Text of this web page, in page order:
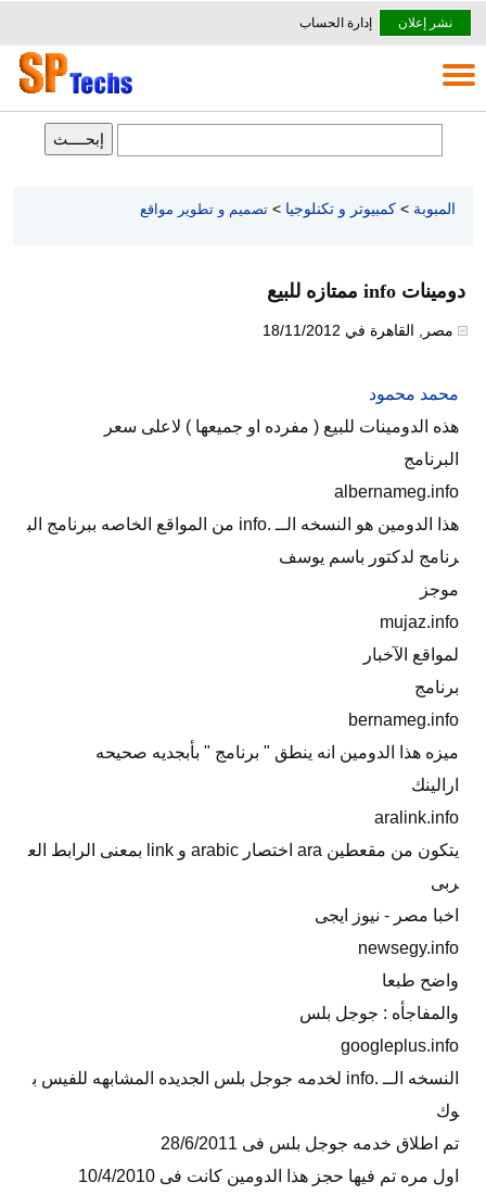
نشر إعلان إدارة الحساب
المبوبة > كمبيوتر و تكنلوجيا > تصميم و تطوير مواقع
دومينات info ممتازه للبيع
مصر القاهرة في 18/11/2012
محمد محمود
هذه الدومينات للبيع ( مفرده او جميعها ) لاعلى سعر
البرنامج
albernameg.info
هذا الدومين هو النسخه الــ .info من المواقع الخاصه ببرنامج الب
رنامج لدكتور باسم يوسف
موجز
mujaz.info
لمواقع الآخبار
برنامج
bernameg.info
ميزه هذا الدومين انه ينطق " برنامج " بأبجديه صحيحه
ارالينك
aralink.info
يتكون من مقعطين ara اختصار arabic و link بمعنى الرابط الع
ربى
اخبا مصر - نيوز ايجى
newsegy.info
واضح طبعا
والمفاجأه : جوجل بلس
googleplus.info
النسخه الــ .info لخدمه جوجل بلس الجديده المشابهه للفيس ب
وك
تم اطلاق خدمه جوجل بلس فى 28/6/2011
اول مره تم فيها حجز هذا الدومين كانت فى 10/4/2010